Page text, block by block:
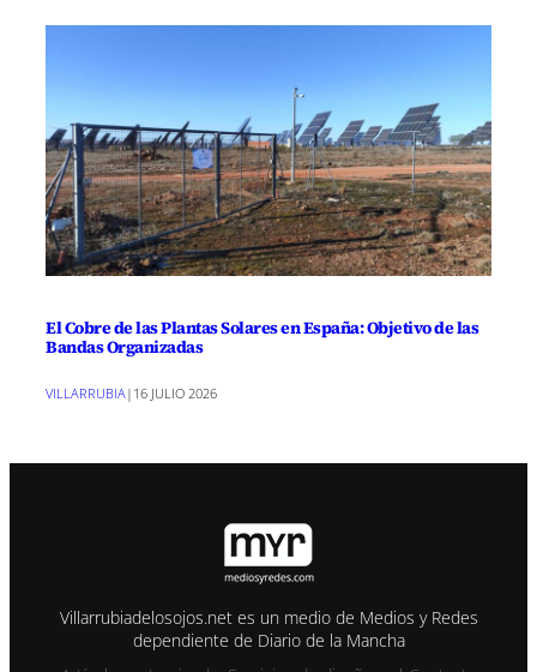
El Cobre de las Plantas Solares en España: Objetivo de las
Bandas Organizadas
VILLARRUBIA | 16 JULIO 2026
Villarrubiadelosojos.net es un medio de Medios y Redes
dependiente de Diario de la Mancha